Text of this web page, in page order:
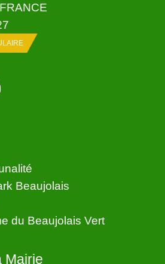
Beaujolais
du Beaujolais Vert
Mairie